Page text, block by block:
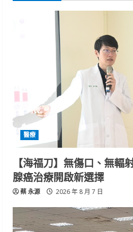
醫療
【海福刀】無傷口、無輻
腺癌治療開啟新選擇
蔡 永源 2026 年 8 月 7 日